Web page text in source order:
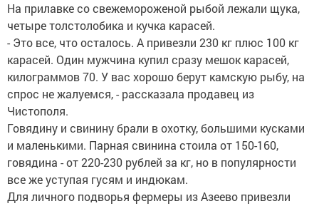
На прилавке со свежемороженой рыбой лежали щука,
четыре толстолобика и кучка карасей.
- Это все, что осталось. А привезли 230 кг плюс 100 кг
карасей. Один мужчина купил сразу мешок карасей,
килограммов 70. У вас хорошо берут камскую рыбу, на
спрос не жалуемся, - рассказала продавец из
Чистополя.
Говядину и свинину брали в охотку, большими кусками
и маленькими. Парная свинина стоила от 150-160,
говядина - от 220-230 рублей за кг, но в популярности
все же уступая гусям и индюкам.
Для личного подворья фермеры из Азеево привезли